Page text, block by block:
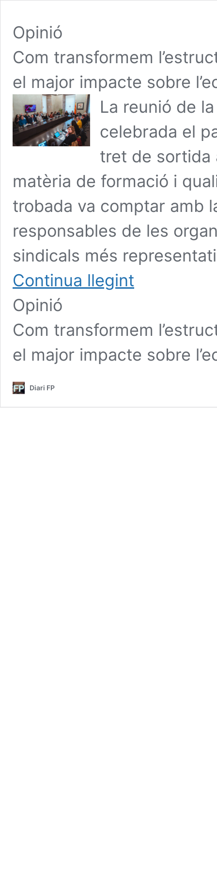
Opinió
Com transformem
el major impacte sobre
La reunió de
celebrada el
tret de sortida
matèria de formació i
trobada va comptar amb
responsables de les
sindicals més
Continua llegint
Opinió
Com transformem
el major impacte sobre
Diari FP